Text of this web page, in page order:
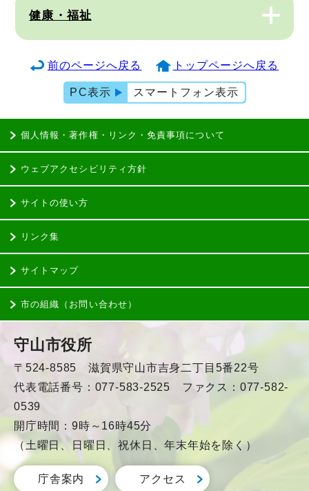
健康・福祉
前のページへ戻る トップページへ戻る
PC表示 スマートフォン表示
個人情報・著作権・リンク・免責事項について
ウェブアクセシビリティ方針
サイトの使い方
リンク集
サイトマップ
市の組織（お問い合わせ）
守山市役所
〒524-8585 滋賀県守山市吉身二丁目5番22号
代表電話番号：077-583-2525 ファクス：077-582-
0539
開庁時間：9時～16時45分
（土曜日、日曜日、祝休日、年末年始を除く）
庁舎案内 アクセス